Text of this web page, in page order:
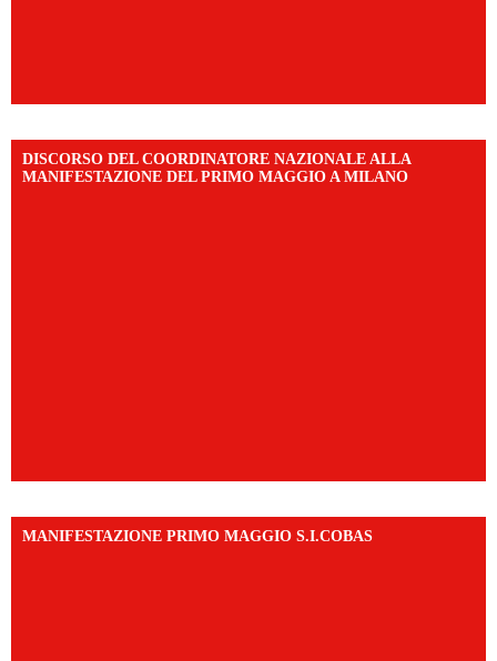
DISCORSO DEL COORDINATORE NAZIONALE ALLA
MANIFESTAZIONE DEL PRIMO MAGGIO A MILANO
MANIFESTAZIONE PRIMO MAGGIO S.I.COBAS